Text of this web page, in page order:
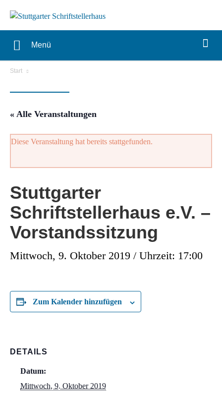
Menü
Start
« Alle Veranstaltungen
Diese Veranstaltung hat bereits stattgefunden.
Stuttgarter
Schriftstellerhaus e.V. –
Vorstandssitzung
Mittwoch, 9. Oktober 2019 / Uhrzeit: 17:00
Zum Kalender hinzufügen
DETAILS
Datum:
Mittwoch, 9. Oktober 2019